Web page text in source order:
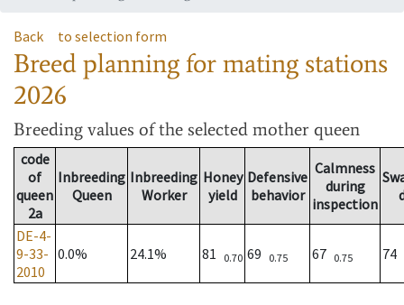
Back to selection form
Breed planning for mating stations
2026
Breeding values of the selected mother queen
code
of
queen
2a
Inbreeding
Queen
Inbreeding
Worker
Honey
yield
Defensive
behavior
Calmness
during
inspection
DE-4-
9-33-
2010
0.0% 24.1% 81 0.70 69 0.75 67 0.75 74